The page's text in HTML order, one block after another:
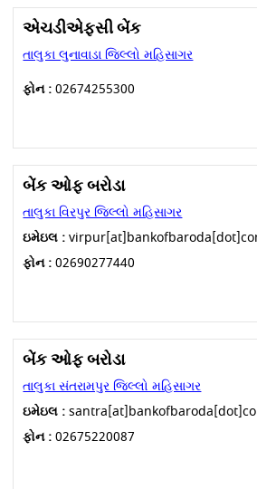
એચડીએફસી બેંક
તાલુકા લુનાવાડા જિલ્લો મહિસાગર
ફોન :02674255300
બેંક ઓફ બરોડા
તાલુકા વિરપુર જિલ્લો મહિસાગર
ઇમેઇલ :
ફોન :02690277440
બેંક ઓફ બરોડા
તાલુકા સંતરામપુર જિલ્લો મહિસાગર
ઇમેઇલ :
ફોન :02675220087